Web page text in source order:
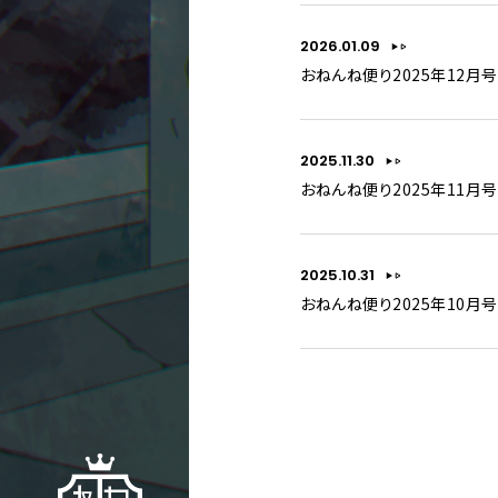
2026.01.09
おねんね便り2025年12月号
2025.11.30
おねんね便り2025年11月号
2025.10.31
おねんね便り2025年10月号